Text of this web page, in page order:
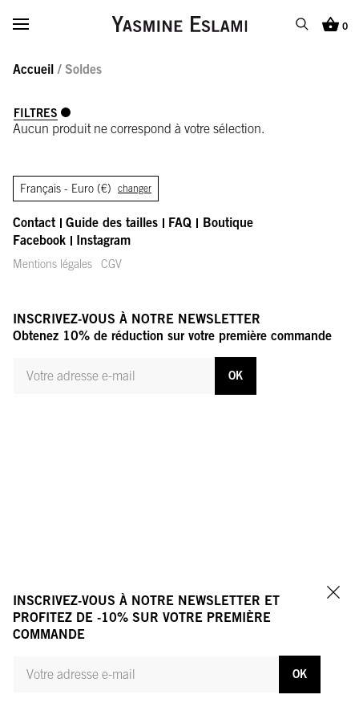
Afficher/masquer le menuYasmine Eslami
Recherche
0
Accueil / Soldes
FILTRES
Aucun produit ne correspond à votre sélection.
INSCRIVEZ-VOUS À NOTRE NEWSLETTER ET
PROFITEZ DE -10% SUR VOTRE PREMIÈRE
COMMANDE
Français - Euro (€) changer
Contact Guide des tailles FAQ
Boutique
Facebook
Instagram
Mentions légales CGV
INSCRIVEZ-VOUS À NOTRE NEWSLETTER
Obtenez 10% de réduction sur votre première commande
OK